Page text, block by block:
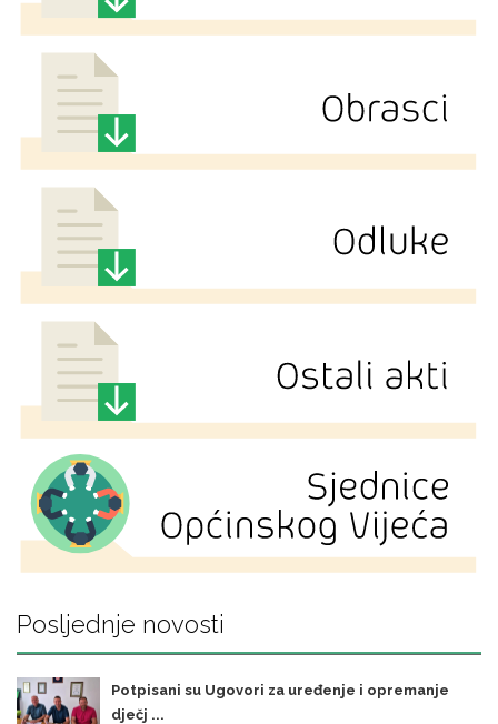
Posljednje novosti
Potpisani su Ugovori za uređenje i opremanje
dječj ...